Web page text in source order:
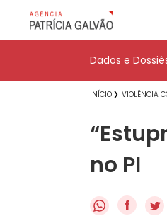
Dados e
INÍCIO VIOLÊNCIA
no PI
f